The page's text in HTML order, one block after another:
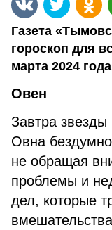
Газета
гороскоп для
марта 2024
Овен
Завтра звезды
Овна
не обращая
проблемы и
дел, которые